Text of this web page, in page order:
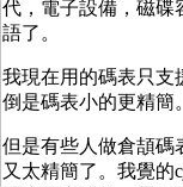
代，電子設備，磁碟
語了。
我現在用的碼表只支
倒是碼表小的更精簡。
但是有些人做倉頡碼
又太精簡了。我覺的